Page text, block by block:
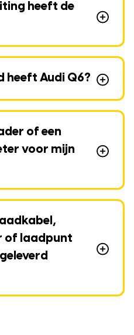
heeft de
heeft Audi Q6?
of een
voor mijn
of laadpunt